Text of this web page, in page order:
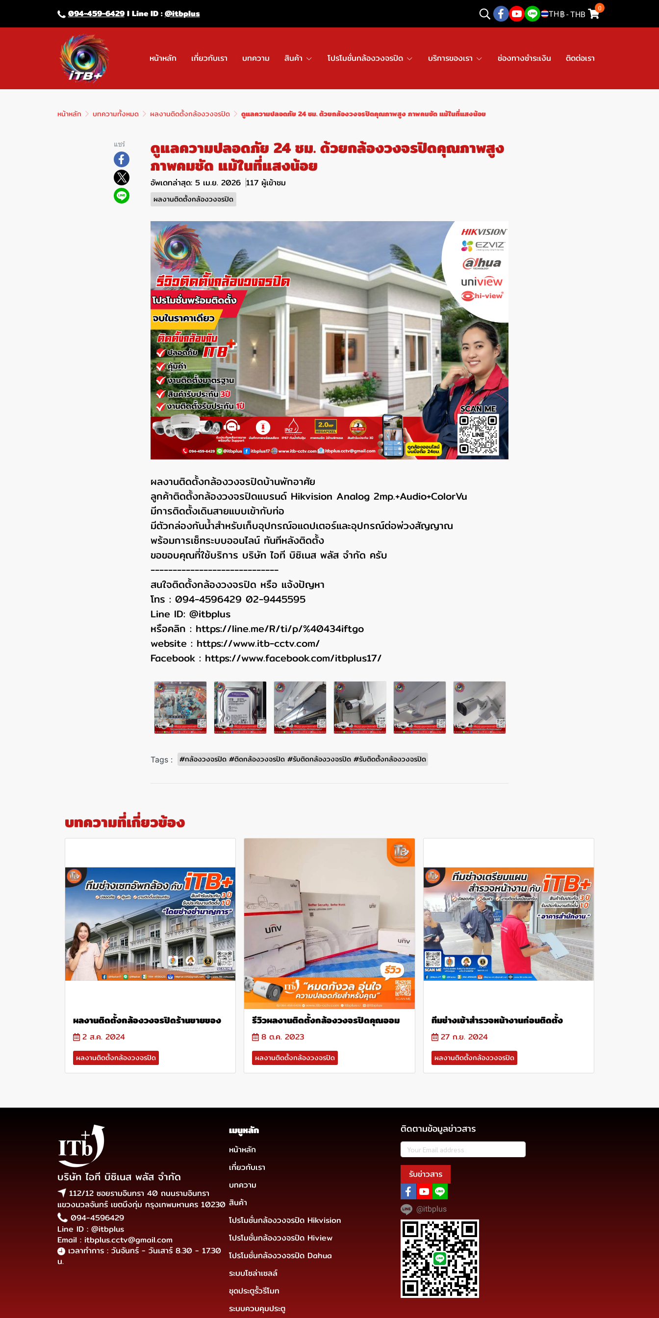
094-459-6429l Line lD :@itbplus TH ฿ - THB
0
หน้าหลัก เกี่ยวกับเรา บทความ สินค้า โปรโมชั่นกล้องวงจรปิด บริการของเรา ช่องทางชำระเงิน ติดต่อเรา
หน้าหลัก บทความทั้งหมด ผลงานติดตั้งกล้องวงจรปิด ดูแลความปลอดภัย 24 ชม. ด้วยกล้องวงจรปิดคุณภาพสูง ภาพคมชัด แม้ในที่แสงน้อย
แชร์ ดูแลความปลอดภัย 24 ชม. ด้วยกล้องวงจรปิดคุณภาพสูง
ภาพคมชัด แม้ในที่แสงน้อย
อัพเดทล่าสุด: 5 เม.ย. 2026 117 ผู้เข้าชม
ผลงานติดตั้งกล้องวงจรปิด
ผลงานติดตั้งกล้องวงจรปิดบ้านพักอาศัย
ลูกค้าติดตั้งกล้องวงจรปิดแบรนด์ Hikvision Analog 2mp.+Audio+ColorVu
มีการติดตั้งเดินสายแบบเข้ากับท่อ
มีตัวกล่องกันน้ำสำหรับเก็บอุปกรณ์อแดปเตอร์และอุปกรณ์ต่อพ่วงสัญญาณ
พร้อมการเซ็ทระบบออนไลน์ ทันทีหลังติดตั้ง
ขอขอบคุณที่ใช้บริการ บริษัท ไอที บิซิเนส พลัส จำกัด ครับ
-----------------------------
สนใจติดตั้งกล้องวงจรปิด หรือ แจ้งปัญหา
โทร : 094-4596429 02-9445595
Line ID: @itbplus
หรือคลิก : https://line.me/R/ti/p/%40434iftgo
website : https://www.itb-cctv.com/
Facebook : https://www.facebook.com/itbplus17/
Tags : #กล้องวงจรปิด #ติดกล้องวงจรปิด #รับติดกล้องวงจรปิด #รับติดตั้งกล้องวงจรปิด
บทความที่เกี่ยวข้อง
ผลงานติดตั้งกล้องวงจรปิดร้านขายของ
2 ส.ค. 2024
ผลงานติดตั้งกล้องวงจรปิด
รีวิวผลงานติดตั้งกล้องวงจรปิดคุณออม
8 ต.ค. 2023
ผลงานติดตั้งกล้องวงจรปิด
ทีมช่างเข้าสำรวจหน้างานก่อนติดตั้ง
27 ก.ย. 2024
ผลงานติดตั้งกล้องวงจรปิด
บริษัท ไอที บิซิเนส พลัส จำกัด
112/12 ซอยรามอินทรา 40 ถนนรามอินทรา
แขวงนวลจันทร์ เขตบึงกุ่ม กรุงเทพมหานคร 10230
094-4596429
Line ID : @itbplus
Email : itbplus.cctv@gmail.com
เวลาทำการ : วันจันทร์ - วันเสาร์ 8.30 - 17.30
น.
เมนูหลัก
หน้าหลัก
เกี่ยวกับเรา
บทความ
สินค้า
โปรโมชั่นกล้องวงจรปิด Hikvision
โปรโมชั่นกล้องวงจรปิด Hiview
โปรโมชั่นกล้องวงจรปิด Dahua
ระบบโซล่าเซลล์
ชุดประตูรั้วรีโมท
ระบบควบคุมประตู
ติดตามข้อมูลข่าวสาร
รับข่าวสาร
@itbplus